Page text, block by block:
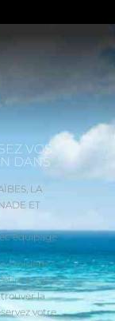
VOS
DANS
LA
ET
équipage
croisière
à votre
la
votre